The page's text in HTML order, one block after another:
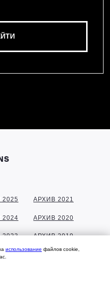
использование файлов cookie,
2023
2022
АРХИВ 2021
АРХИВ 2020
АРХИВ 2019
АРХИВ 2018